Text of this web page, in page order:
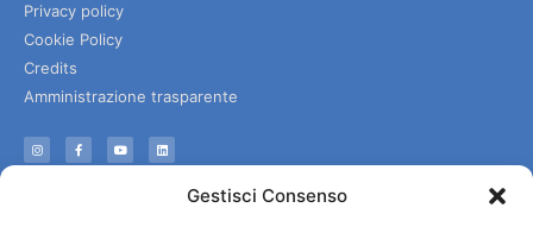
Gestisci Consenso
Privacy policy
Cookie Policy
Credits
Amministrazione trasparente